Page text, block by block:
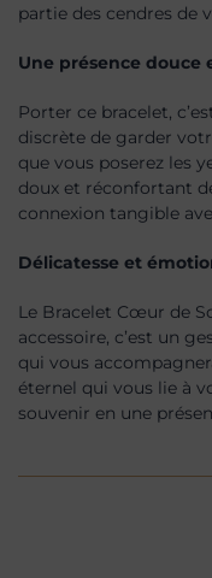
partie des cendres de
Une présence douce
Porter ce bracelet,
discrète de garder
que vous poserez les
doux et réconfortant
connexion tangible
Délicatesse et
Le Bracelet Cœur de
accessoire, c’est un
qui vous
éternel qui vous lie à
souvenir en une